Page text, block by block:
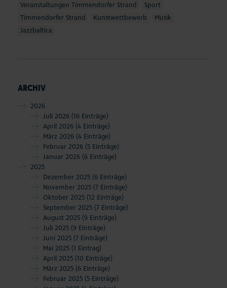
Veranstaltungen Timmendorfer Strand
Sport
Timmendorfer Strand
Kunstwettbewerb
Musik
Jazzbaltica
ARCHIV
2026
Juli 2026 (16 Einträge)
April 2026 (4 Einträge)
März 2026 (4 Einträge)
Februar 2026 (5 Einträge)
Januar 2026 (6 Einträge)
2025
Dezember 2025 (6 Einträge)
November 2025 (7 Einträge)
Oktober 2025 (12 Einträge)
September 2025 (7 Einträge)
August 2025 (9 Einträge)
Juli 2025 (9 Einträge)
Juni 2025 (7 Einträge)
Mai 2025 (1 Eintrag)
April 2025 (10 Einträge)
März 2025 (6 Einträge)
Februar 2025 (5 Einträge)